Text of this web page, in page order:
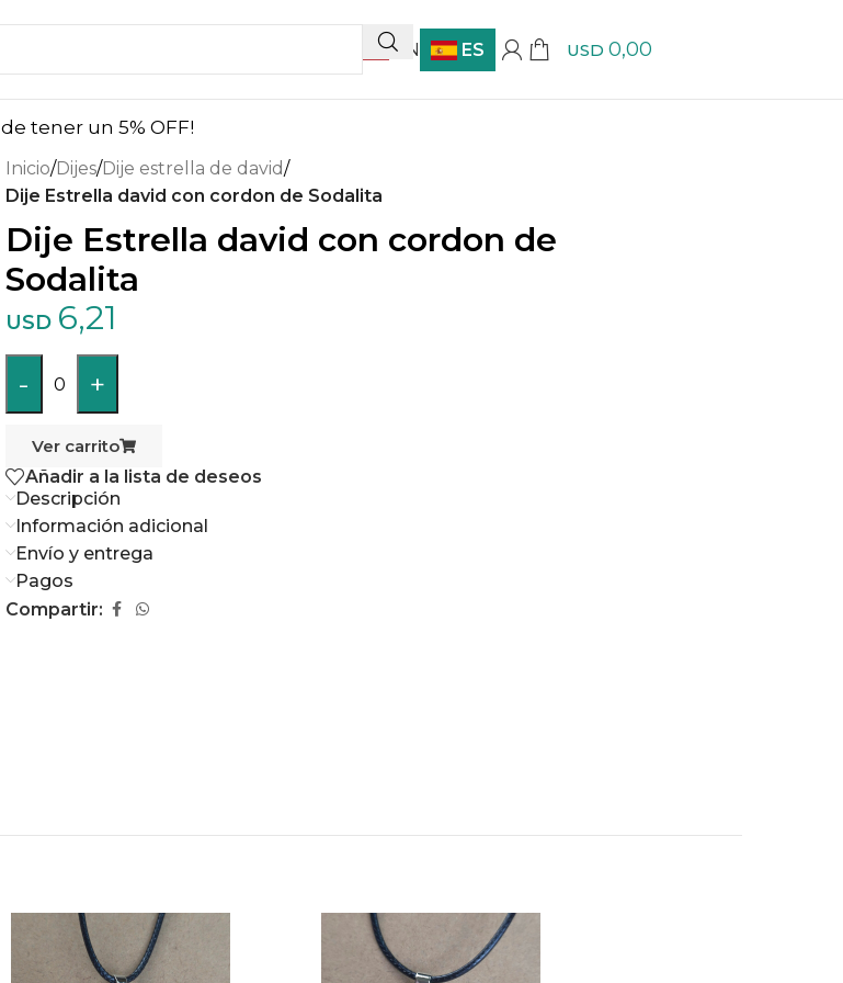
EN ES USD 0,00
de tener un 5% OFF!
Inicio/Dijes/Dije estrella de david/
Dije Estrella david con cordon de Sodalita
Dije Estrella david con cordon de
Sodalita
USD 6,21
- 0 +
Ver carrito
Añadir a la lista de deseos
Descripción
Información adicional
Envío y entrega
Pagos
Compartir: